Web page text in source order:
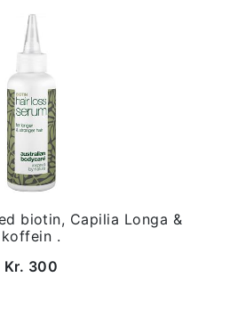
biotin, Capilia Longa &
koffein .
Kr. 300